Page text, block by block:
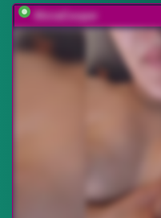
AliciaCooper